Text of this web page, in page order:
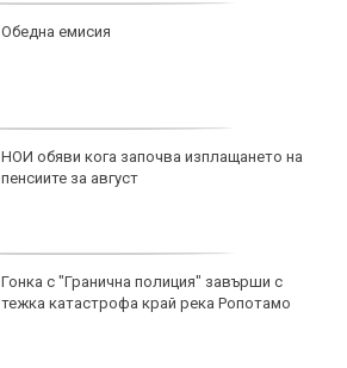
Обедна емисия
НОИ обяви кога започва изплащането на
пенсиите за август
Гонка с "Гранична полиция" завърши с
тежка катастрофа край река Ропотамо